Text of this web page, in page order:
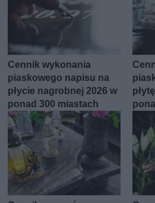
Cennik wykonania
piaskowego napisu na
płycie nagrobnej 2026 w
ponad 300 miastach